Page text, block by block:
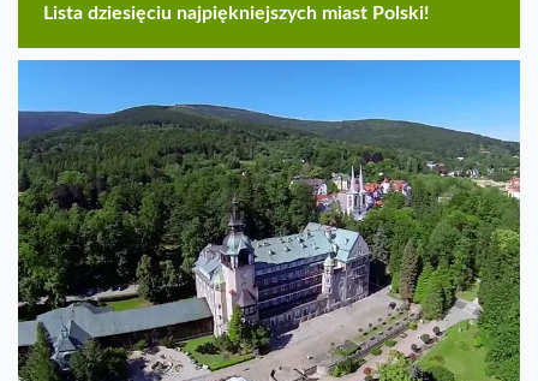
Lista dziesięciu najpiękniejszych miast Polski!